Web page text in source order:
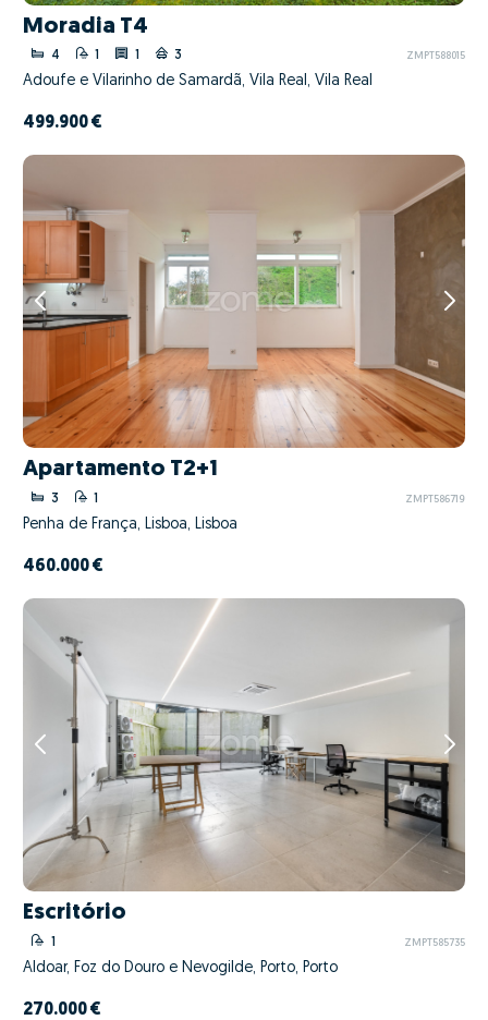
Moradia T4
4 1 1 3 ZMPT588015
Adoufe e Vilarinho de Samardã, Vila Real, Vila Real
499.900 €
Apartamento T2+1
3 1 ZMPT586719
Penha de França, Lisboa, Lisboa
460.000 €
Escritório
1 ZMPT585735
Aldoar, Foz do Douro e Nevogilde, Porto, Porto
270.000 €